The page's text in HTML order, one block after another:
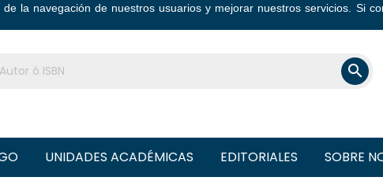
la navegación de nuestros usuarios y mejorar nuestros servicios. Si

UNIDADES ACADÉMICAS EDITORIALES SOBRE